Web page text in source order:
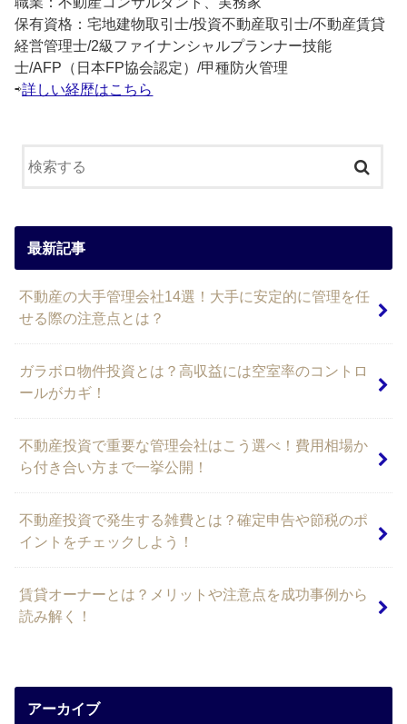
保有資格：宅地建物取引士/投資不動産取引士/不動産賃貸
経営管理士/2級ファイナンシャルプランナー技能
士/AFP（日本FP協会認定）/甲種防火管理
⇨詳しい経歴はこちら
最新記事
不動産の大手管理会社14選！大手に安定的に管理を任
せる際の注意点とは？
ガラボロ物件投資とは？高収益には空室率のコントロ
ールがカギ！
不動産投資で重要な管理会社はこう選べ！費用相場か
ら付き合い方まで一挙公開！
不動産投資で発生する雑費とは？確定申告や節税のポ
イントをチェックしよう！
賃貸オーナーとは？メリットや注意点を成功事例から
読み解く！
アーカイブ